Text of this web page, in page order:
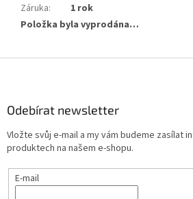
Záruka:
1 rok
Položka byla vyprodána…
Odebírat newsletter
Vložte svůj e-mail a my vám budeme zasílat
produktech na našem e-shopu.
E-mail